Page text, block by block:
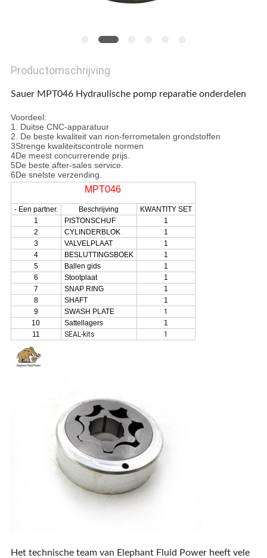
Productomschrijving
Sauer MPT046 Hydraulische pomp reparatie onderdelen
Voordeel:
1. Duitse CNC-apparatuur
2. De beste kwaliteit van non-ferrometalen grondstoffen
3Strenge kwaliteitscontrole normen
4De meest concurrerende prijs.
5De beste after-sales service.
6De snelste verzending.
MPT046
- Een partner. Beschrijving
KWANTITY SET
1
PISTONSCHUF
1
2
CYLINDERBLOK
1
3
VALVELPLAAT
1
4
BESLUTTINGSBOEK
1
5
Ballen gids
1
6
Stootplaat
1
7
SNAP RING
1
8
SHAFT
1
9
SWASH PLATE
1
10
Sattellagers
1
11
SEAL-kits 1
Het technische team van Elephant Fluid Power heeft vele